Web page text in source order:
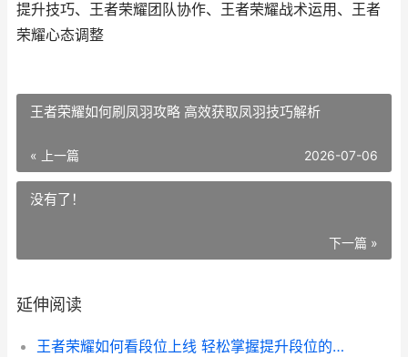
提升技巧、王者荣耀团队协作、王者荣耀战术运用、王者
荣耀心态调整
王者荣耀如何刷凤羽攻略 高效获取凤羽技巧解析
« 上一篇 2026-07-06
没有了！
下一篇 »
延伸阅读
王者荣耀如何看段位上线 轻松掌握提升段位的秘密指南